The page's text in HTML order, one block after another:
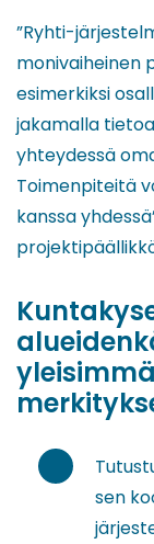
”Ryhti-
monivaiheinen
esimerkiksi
jakamalla
yhteydessä
Toimenpiteitä
kanssa
sen